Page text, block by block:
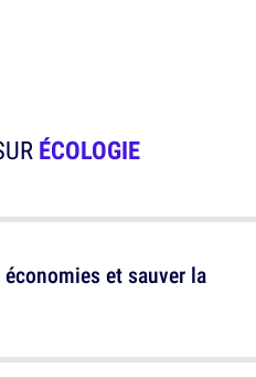
ÉCOLOGIE
et sauver la